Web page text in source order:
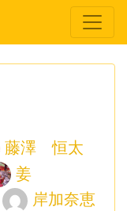
藤澤 恒太
姜
岸加奈恵